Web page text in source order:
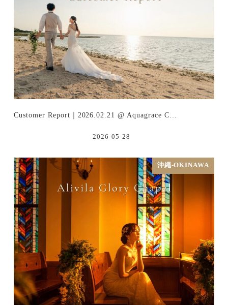
Customer Report｜2026.02.21 @ Aquagrace C…
2026-05-28
沖繩-OKINAWA